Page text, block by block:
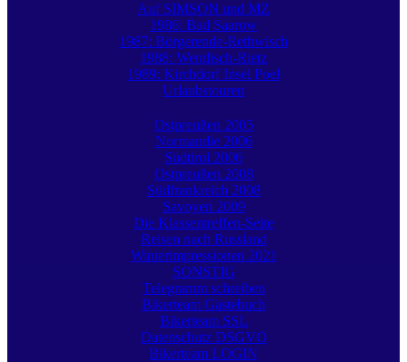
Auf SIMSON und MZ
1986: Bad Saarow
1987: Börgerende-Rethwisch
1988: Wendisch-Rietz
1989: Kirchdorf Insel Poel
Urlaubstouren
Ostpreußen 2005
Normandie 2006
Südtirol 2006
Ostpreußen 2008
Südfrankreich 2008
Savoyen 2009
Die Klassentreffen-Seite
Reisen nach Russland
Winterimpressionen 2021
SONSTIG
Telegramm schreiben
Bikerteam Gästebuch
Bikerteam SSL
Datenschutz DSGVO
Bikerteam LOGIN